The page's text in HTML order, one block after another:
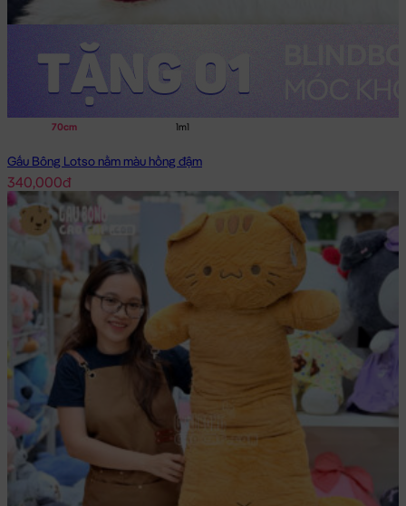
70cm 1m1
Gấu Bông Lotso nằm màu hồng đậm
340,000đ